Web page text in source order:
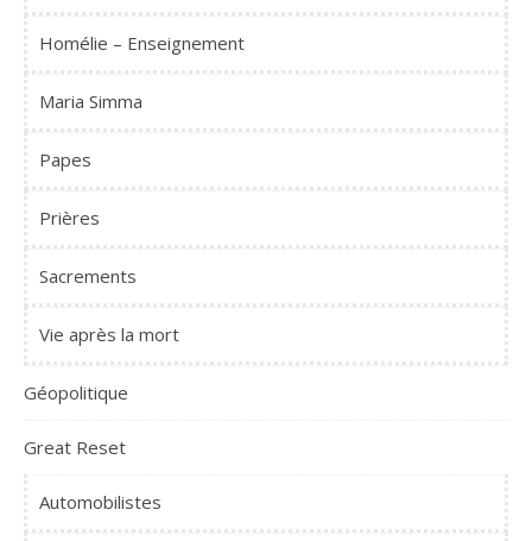
Homélie – Enseignement
Maria Simma
Papes
Prières
Sacrements
Vie après la mort
Géopolitique
Great Reset
Automobilistes